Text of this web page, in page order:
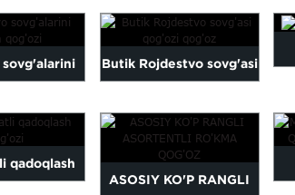
customized logo printed
wrap pa...
Butik Rojdestvo sovg'asi
qadoqlash
ASOSIY KO'P RANGLI